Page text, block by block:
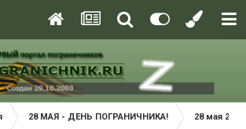
28 МАЯ - ДЕНЬ ПОГРАНИЧНИКА! 28 мая